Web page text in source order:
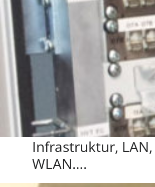
Infrastruktur, LAN,
WLAN….